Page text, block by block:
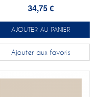
34,75 €
AJOUTER AU PANIER
Ajouter aux favoris